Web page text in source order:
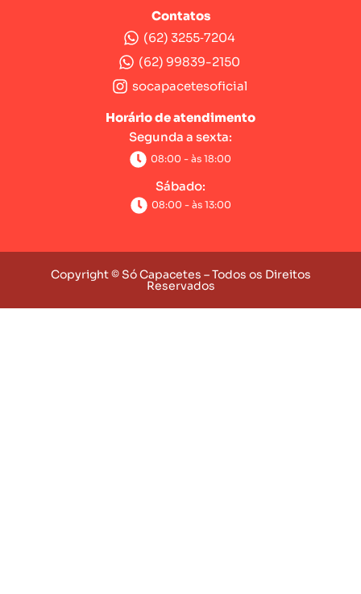
Contatos
(62) 3255‑7204‬
(62) 99839-2150
socapacetesoficial
Horário de atendimento
Segunda a sexta:
08:00 - às 18:00
Sábado:
08:00 - às 13:00
Copyright © Só Capacetes – Todos os Direitos
Reservados